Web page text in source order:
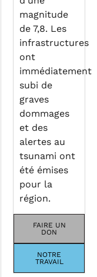
magnitude
de 7,8. Les
infrastructures
ont
immédiatement
subi de
graves
dommages
et des
alertes au
tsunami ont
été émises
pour la
région.
FAIRE UN
DON
NOTRE
TRAVAIL